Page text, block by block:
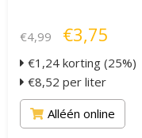
€4,99 €3,75
€1,24 korting (25%)
€8,52 per liter
Alléén online